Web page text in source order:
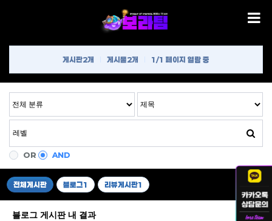
게시판2개 게시물2개 1/1 페이지 열람 중
OR AND
전체게시판 블로그1 리뷰게시판1
블로그 게시판 내 결과